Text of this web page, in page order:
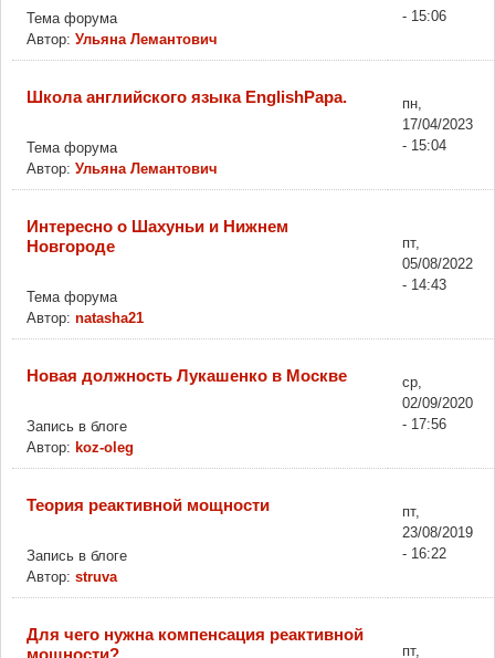
Тема форума
Автор: Ульяна Лемантович
- 15:06
Школа английского языка EnglishPapa.
Тема форума
Автор: Ульяна Лемантович
пн,
17/04/2023
- 15:04
Интересно о Шахуньи и Нижнем
Новгороде
Тема форума
Автор: natasha21
пт,
05/08/2022
- 14:43
Новая должность Лукашенко в Москве
Запись в блоге
Автор: koz-oleg
ср,
02/09/2020
- 17:56
Теория реактивной мощности
Запись в блоге
Автор: struva
пт,
23/08/2019
- 16:22
Для чего нужна компенсация реактивной
пт,